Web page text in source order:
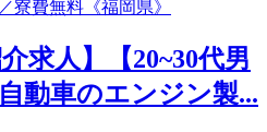
求人】【20~30代男
動車のエンジン製...